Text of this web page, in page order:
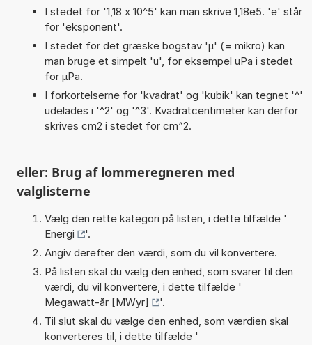
I stedet for '1,18 x 10^5' kan man skrive 1,18e5. 'e' står
for 'eksponent'.
I stedet for det græske bogstav 'µ' (= mikro) kan
man bruge et simpelt 'u', for eksempel uPa i stedet
for µPa.
I forkortelserne for 'kvadrat' og 'kubik' kan tegnet '^'
udelades i '^2' og '^3'. Kvadratcentimeter kan derfor
skrives cm2 i stedet for cm^2.
eller: Brug af lommeregneren med
valglisterne
Vælg den rette kategori på listen, i dette tilfælde '
Energi
'.
Angiv derefter den værdi, som du vil konvertere.
På listen skal du vælg den enhed, som svarer til den
værdi, du vil konvertere, i dette tilfælde '
Megawatt-år [MWyr]
'.
Til slut skal du vælge den enhed, som værdien skal
konverteres til, i dette tilfælde '